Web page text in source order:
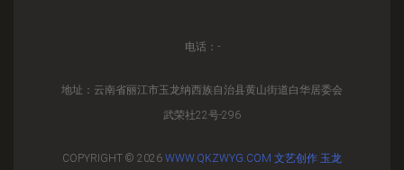
电话：-
地址：云南省丽江市玉龙纳西族自治县黄山街道白华居委会
武荣社22号-296
COPYRIGHT © 2026 WWW.QKZWYG.COM 文艺创作 玉龙